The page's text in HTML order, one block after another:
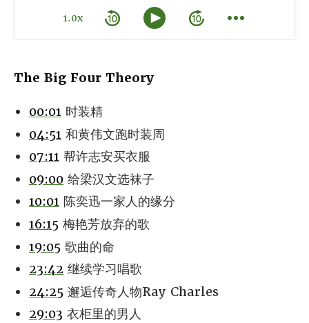
1.0x
The Big Four Theory
00:01 时装精
04:51 和黄伟文跑时装周
07:11 帮许志安买衣服
09:00 给梁汉文选袜子
10:01 陈奕迅一家人的缘分
16:15 梅艳芳放弃的歌
19:05 歌曲的命
23:42 继续学习唱歌
24:25 邂逅传奇人物Ray Charles
29:03 衣柜里的男人